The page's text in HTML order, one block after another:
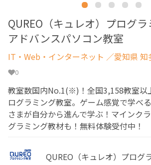
QUREO（キュレオ）プログ
アドバンスパソコン教室
IT・Web・インターネット ／愛知県 知
0
教室数国内No.1(※)！全国3,158教室以
ログラミング教室。ゲーム感覚で学べ
さまが自分から進んで学ぶ！マインク
グラミング教材も！無料体験受付中！
QUREO（キュレオ）プログ